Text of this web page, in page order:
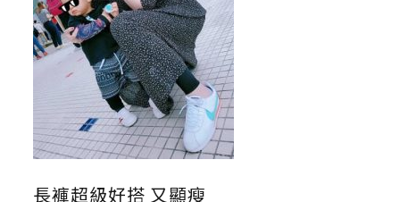
長褲超級好搭 又顯瘦